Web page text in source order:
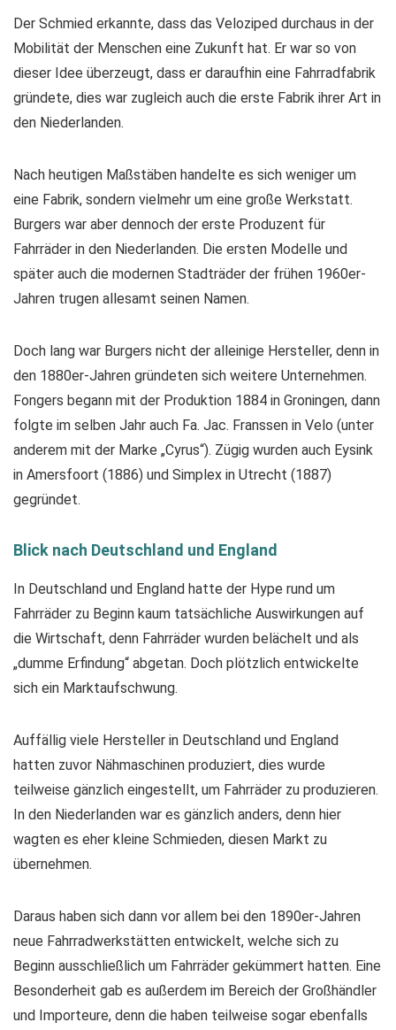
Der Schmied erkannte, dass das Veloziped durchaus in der
Mobilität der Menschen eine Zukunft hat. Er war so von
dieser Idee überzeugt, dass er daraufhin eine Fahrradfabrik
gründete, dies war zugleich auch die erste Fabrik ihrer Art in
den Niederlanden.
Nach heutigen Maßstäben handelte es sich weniger um
eine Fabrik, sondern vielmehr um eine große Werkstatt.
Burgers war aber dennoch der erste Produzent für
Fahrräder in den Niederlanden. Die ersten Modelle und
später auch die modernen Stadträder der frühen 1960er-
Jahren trugen allesamt seinen Namen.
Doch lang war Burgers nicht der alleinige Hersteller, denn in
den 1880er-Jahren gründeten sich weitere Unternehmen.
Fongers begann mit der Produktion 1884 in Groningen, dann
folgte im selben Jahr auch Fa. Jac. Franssen in Velo (unter
anderem mit der Marke „Cyrus“). Zügig wurden auch Eysink
in Amersfoort (1886) und Simplex in Utrecht (1887)
gegründet.
Blick nach Deutschland und England
In Deutschland und England hatte der Hype rund um
Fahrräder zu Beginn kaum tatsächliche Auswirkungen auf
die Wirtschaft, denn Fahrräder wurden belächelt und als
„dumme Erfindung“ abgetan. Doch plötzlich entwickelte
sich ein Marktaufschwung.
Auffällig viele Hersteller in Deutschland und England
hatten zuvor Nähmaschinen produziert, dies wurde
teilweise gänzlich eingestellt, um Fahrräder zu produzieren.
In den Niederlanden war es gänzlich anders, denn hier
wagten es eher kleine Schmieden, diesen Markt zu
übernehmen.
Daraus haben sich dann vor allem bei den 1890er-Jahren
neue Fahrradwerkstätten entwickelt, welche sich zu
Beginn ausschließlich um Fahrräder gekümmert hatten. Eine
Besonderheit gab es außerdem im Bereich der Großhändler
und Importeure, denn die haben teilweise sogar ebenfalls